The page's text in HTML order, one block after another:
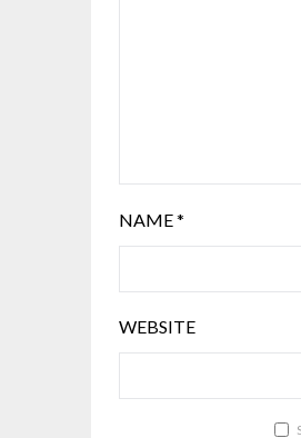
NAME*
WEBSITE